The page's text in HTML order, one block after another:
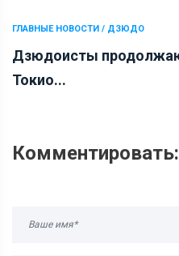
ГЛАВНЫЕ НОВОСТИ / ДЗЮДО
Дзюдоисты
Токио...
Комментировать: